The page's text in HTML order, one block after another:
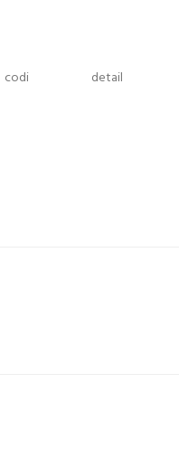
codi detail